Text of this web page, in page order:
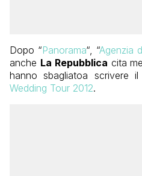
Dopo “Panorama“, “Agenzia
anche La Repubblica cita
hanno sbagliatoa scrivere
Wedding Tour 2012.